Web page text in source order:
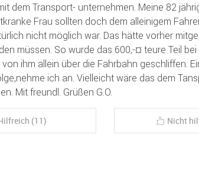
dem Transport- unternehmen. Meine 82
Frau sollten doch dem alleinigem
nicht möglich war. Das hätte vorher
müssen. So wurde das 600,-¤ teure Teil bei
ihm allein über die Fahrbahn geschliffen.
ich an. Vielleicht wäre das dem
Mit freundl. Grüßen G.O.
(11) Nicht